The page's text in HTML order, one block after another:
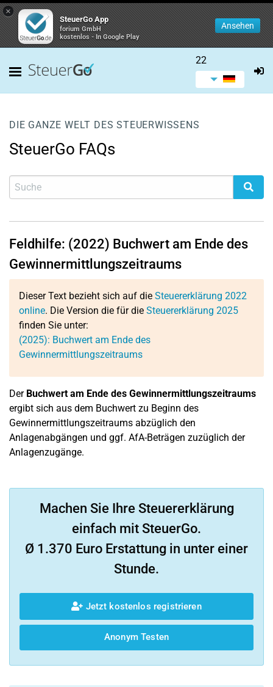
×
SteuerGo App
forium GmbH
kostenlos - In Google Play
Ansehen
22
DIE GANZE WELT DES STEUERWISSENS
SteuerGo FAQs
Feldhilfe: (2022) Buchwert am Ende des
Gewinnermittlungszeitraums
Dieser Text bezieht sich auf die Steuererklärung 2022
online. Die Version die für die Steuererklärung 2025
finden Sie unter:
(2025): Buchwert am Ende des
Gewinnermittlungszeitraums
Der Buchwert am Ende des Gewinnermittlungszeitraums
ergibt sich aus dem Buchwert zu Beginn des
Gewinnermittlungszeitraums abzüglich den
Anlagenabgängen und ggf. AfA-Beträgen zuzüglich der
Anlagenzugänge.
Machen Sie Ihre Steuererklärung
einfach mit SteuerGo.
Ø 1.370 Euro Erstattung in unter einer
Stunde.
Jetzt kostenlos registrieren
Anonym Testen